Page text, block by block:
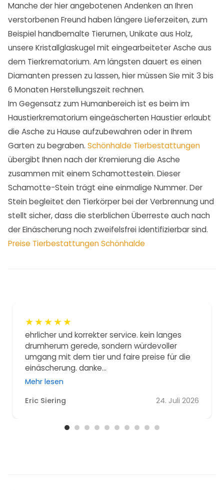
Manche der hier angebotenen Andenken an Ihren
verstorbenen Freund haben längere Lieferzeiten, zum
Beispiel handbemalte Tierurnen, Unikate aus Holz,
unsere Kristallglaskugel mit eingearbeiteter Asche aus
dem Tierkrematorium. Am längsten dauert es einen
Diamanten pressen zu lassen, hier müssen Sie mit 3 bis
6 Monaten Herstellungszeit rechnen.
Im Gegensatz zum Humanbereich ist es beim im
Haustierkrematorium eingeäscherten Haustier erlaubt
die Asche zu Hause aufzubewahren oder in Ihrem
Garten zu begraben. Schönhalde Tierbestattungen
übergibt Ihnen nach der Kremierung die Asche
zusammen mit einem Schamottestein. Dieser
Schamotte-Stein trägt eine einmalige Nummer. Der
Stein begleitet den Tierkörper bei der Verbrennung und
stellt sicher, dass die sterblichen Überreste auch nach
der Einäscherung noch zweifelsfrei identifizierbar sind.
Preise Tierbestattungen Schönhalde
★★★★★
ehrlicher und korrekter service. kein langes
drumherum gerede, sondern würdevoller
umgang mit dem tier und faire preise für die
einäscherung. danke...
Mehr lesen
Eric Siering
24. Juli 2026